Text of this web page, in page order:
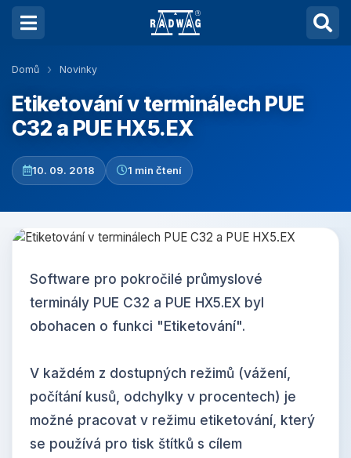
Domů Novinky
Etiketování v terminálech PUE
C32 a PUE HX5.EX
10. 09. 2018 1 min čtení
Software pro pokročilé průmyslové
terminály PUE C32 a PUE HX5.EX byl
obohacen o funkci "Etiketování".
V každém z dostupných režimů (vážení,
počítání kusů, odchylky v procentech) je
možné pracovat v režimu etiketování, který
se používá pro tisk štítků s cílem